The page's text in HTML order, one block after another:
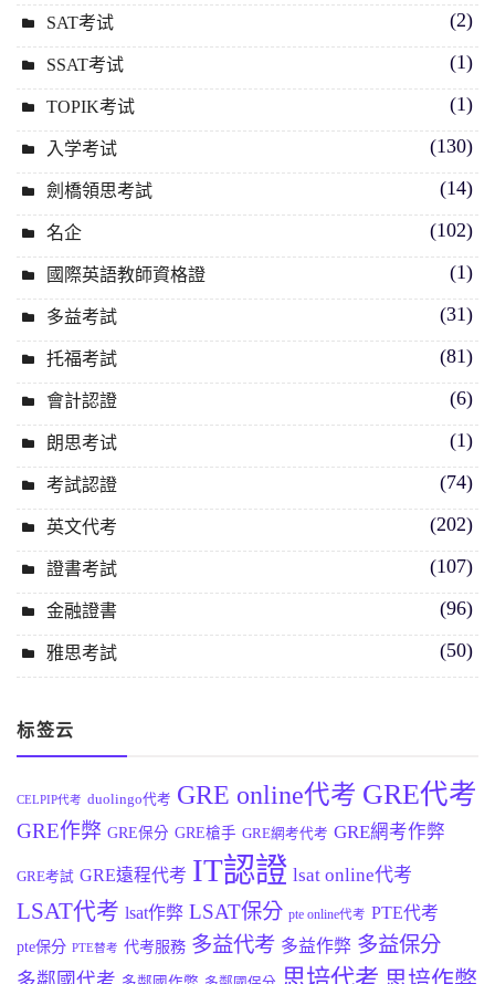
SAT考试 (2)
SSAT考试 (1)
TOPIK考试 (1)
入学考试 (130)
劍橋領思考試 (14)
名企 (102)
國際英語教師資格證 (1)
多益考試 (31)
托福考試 (81)
會計認證 (6)
朗思考试 (1)
考試認證 (74)
英文代考 (202)
證書考試 (107)
金融證書 (96)
雅思考試 (50)
标签云
CELPIP代考 duolingo代考 GRE online代考 GRE代考
GRE作弊 GRE保分 GRE槍手 GRE網考代考 GRE網考作弊
GRE考試 GRE遠程代考 IT認證 lsat online代考
LSAT代考 lsat作弊 LSAT保分 pte online代考 PTE代考
pte保分 PTE替考 代考服務 多益代考 多益作弊 多益保分